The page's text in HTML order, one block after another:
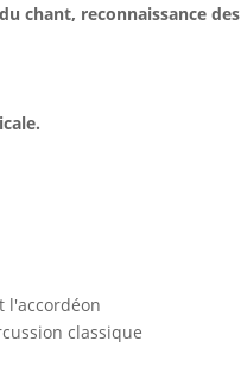
chant, reconnaissance des
l'accordéon
classique